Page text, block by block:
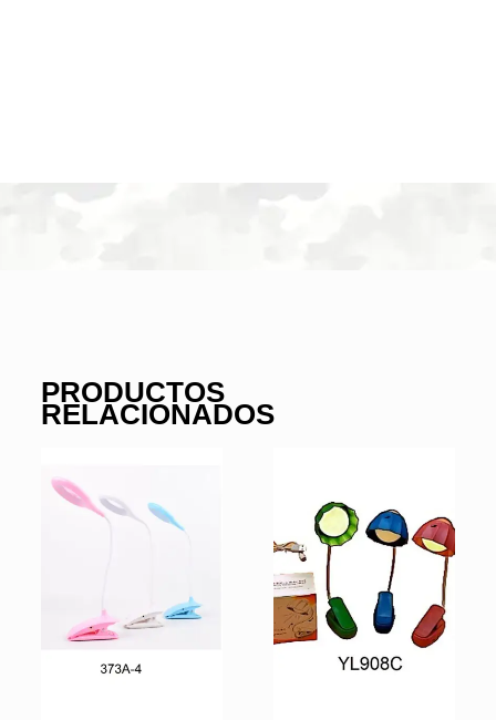
PRODUCTOS
RELACIONADOS